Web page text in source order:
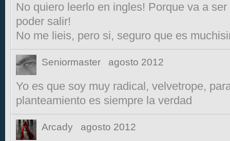
No quiero leerlo en ingles! Porque va a
poder salir!
No me lieis, pero si, seguro que es
Seniormaster agosto 2012
Yo es que soy muy radical, velvetrope,
planteamiento es siempre la verdad
Arcady agosto 2012